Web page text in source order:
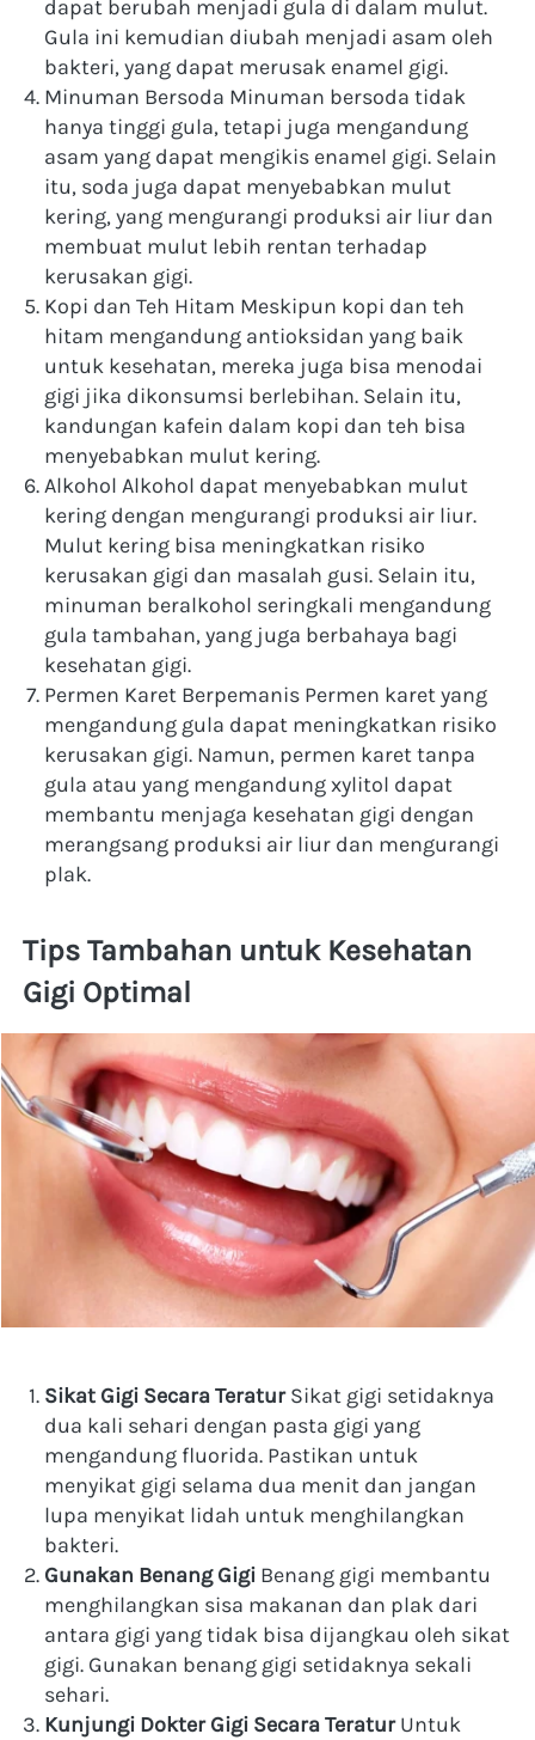
dapat berubah menjadi gula di dalam mulut.
Gula ini kemudian diubah menjadi asam oleh
bakteri, yang dapat merusak enamel gigi.
Minuman Bersoda Minuman bersoda tidak
hanya tinggi gula, tetapi juga mengandung
asam yang dapat mengikis enamel gigi. Selain
itu, soda juga dapat menyebabkan mulut
kering, yang mengurangi produksi air liur dan
membuat mulut lebih rentan terhadap
kerusakan gigi.
Kopi dan Teh Hitam Meskipun kopi dan teh
hitam mengandung antioksidan yang baik
untuk kesehatan, mereka juga bisa menodai
gigi jika dikonsumsi berlebihan. Selain itu,
kandungan kafein dalam kopi dan teh bisa
menyebabkan mulut kering.
Alkohol Alkohol dapat menyebabkan mulut
kering dengan mengurangi produksi air liur.
Mulut kering bisa meningkatkan risiko
kerusakan gigi dan masalah gusi. Selain itu,
minuman beralkohol seringkali mengandung
gula tambahan, yang juga berbahaya bagi
kesehatan gigi.
Permen Karet Berpemanis Permen karet yang
mengandung gula dapat meningkatkan risiko
kerusakan gigi. Namun, permen karet tanpa
gula atau yang mengandung xylitol dapat
membantu menjaga kesehatan gigi dengan
merangsang produksi air liur dan mengurangi
plak.
Tips Tambahan untuk Kesehatan
Gigi Optimal
Sikat Gigi Secara Teratur Sikat gigi setidaknya
dua kali sehari dengan pasta gigi yang
mengandung fluorida. Pastikan untuk
menyikat gigi selama dua menit dan jangan
lupa menyikat lidah untuk menghilangkan
bakteri.
Gunakan Benang Gigi Benang gigi membantu
menghilangkan sisa makanan dan plak dari
antara gigi yang tidak bisa dijangkau oleh sikat
gigi. Gunakan benang gigi setidaknya sekali
sehari.
Kunjungi Dokter Gigi Secara Teratur Untuk